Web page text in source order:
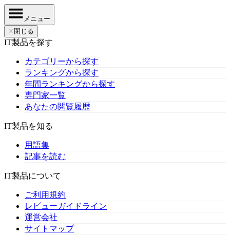
メニュー
✕ 閉じる
IT製品を探す
カテゴリーから探す
ランキングから探す
年間ランキングから探す
専門家一覧
あなたの閲覧履歴
IT製品を知る
用語集
記事を読む
IT製品について
ご利用規約
レビューガイドライン
運営会社
サイトマップ